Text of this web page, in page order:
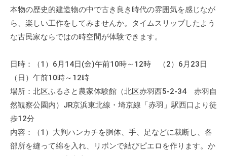
ざ
」
は
、
P
・
ン
テ
ィ
i
n
本物の歴史的建造物の中で古き良き時代の雰囲気を感じなが
ら、楽しい工作をしてみませんか。タイムスリップしたよう
な古民家ならではの時空間が体験できます。
日時：（1）6月14日(金)午前10時～12時 （2）6月23日
（日）午前10時～12時
場所：北区ふるさと農家体験館（北区赤羽西5-2-34 赤羽自
然観察公園内）JR京浜東北線・埼京線「赤羽」駅西口より徒
歩12分
内容：（1）大判ハンカチを胴体、手、足などに裁断し、各
部所を縫って綿を入れ、リボンで結びピエロを作ります。か